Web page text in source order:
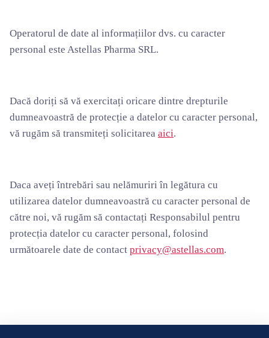
Operatorul de date al informațiilor dvs. cu caracter
personal este Astellas Pharma SRL.
Dacă doriți să vă exercitați oricare dintre drepturile
dumneavoastră de protecție a datelor cu caracter personal,
vă rugăm să transmiteți solicitarea aici.
Daca aveți întrebări sau nelămuriri în legătura cu
utilizarea datelor dumneavoastră cu caracter personal de
către noi, vă rugăm să contactați Responsabilul pentru
protecția datelor cu caracter personal, folosind
următoarele date de contact privacy@astellas.com.